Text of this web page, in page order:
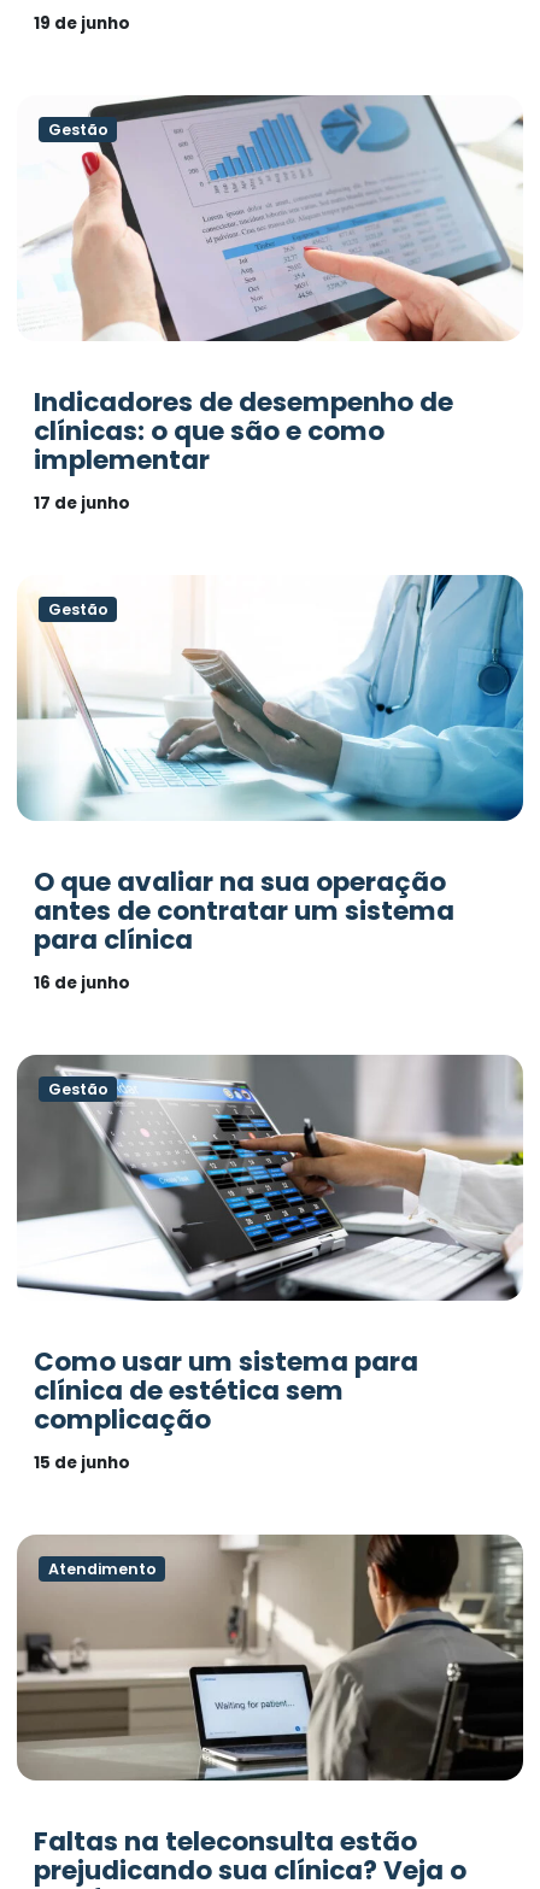
19 de junho
Gestão
Indicadores de desempenho de
clínicas: o que são e como
implementar
17 de junho
Gestão
O que avaliar na sua operação
antes de contratar um sistema
para clínica
16 de junho
Gestão
Como usar um sistema para
clínica de estética sem
complicação
15 de junho
Atendimento
Faltas na teleconsulta estão
prejudicando sua clínica? Veja o